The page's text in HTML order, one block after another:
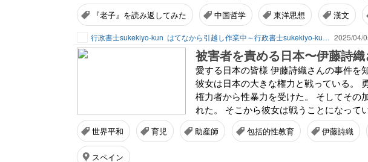
『老子』を読み返してみた 中国哲学 東洋思想 漢文
行政書士sukekiyo-kun はてなから引越し作業中～行政書士sukekiyo-kunの家族法など（仮） 2025/04/
被害者を責める日本〜伊藤詩
愛する日本の皆様 伊藤詩織さんの事件を
彼女は日本の大きな権力と戦っている。
権力者から性暴力を受けた。 そしてその
れた。 そこから彼女は戦うことになって
世界平和 育児 助産師 包括的性教育 伊藤詩織
スペイン